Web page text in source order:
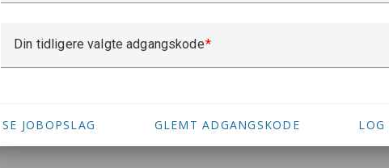
Din tidligere valgte adgangskode
SE JOBOPSLAG GLEMT ADGANGSKODE